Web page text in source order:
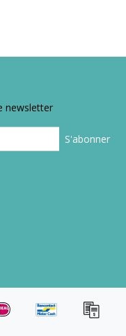
newsletter
S'abonner